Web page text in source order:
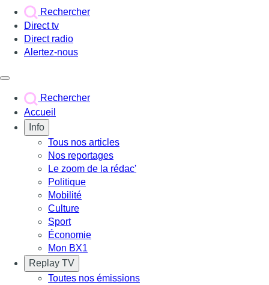
Rechercher
Direct tv
Direct radio
Alertez-nous
Rechercher
Accueil
Info
Tous nos articles
Nos reportages
Le zoom de la rédac'
Politique
Mobilité
Culture
Sport
Économie
Mon BX1
Replay TV
Toutes nos émissions